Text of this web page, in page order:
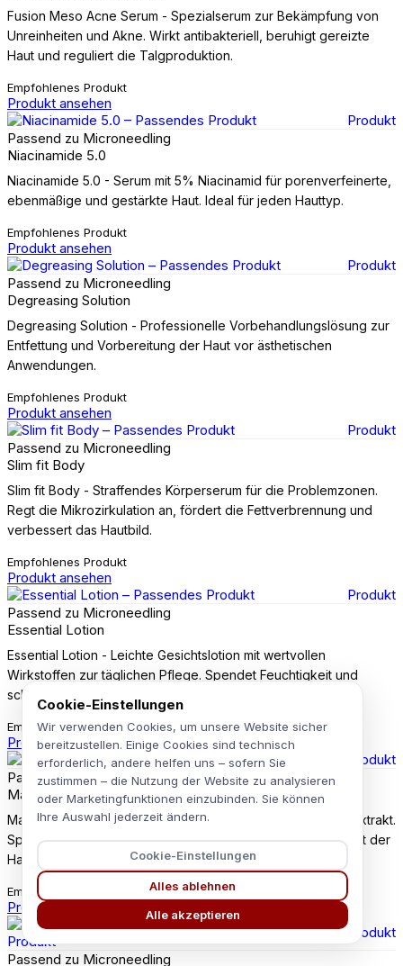
Fusion Meso Acne Serum - Spezialserum zur Bekämpfung von
Unreinheiten und Akne. Wirkt antibakteriell, beruhigt gereizte
Haut und reguliert die Talgproduktion.
Empfohlenes Produkt
Produkt ansehen
Produkt
Passend zu Microneedling
Niacinamide 5.0
Niacinamide 5.0 - Serum mit 5% Niacinamid für porenverfeinerte,
ebenmäßige und gestärkte Haut. Ideal für jeden Hauttyp.
Empfohlenes Produkt
Produkt ansehen
Produkt
Passend zu Microneedling
Degreasing Solution
Degreasing Solution - Professionelle Vorbehandlungslösung zur
Entfettung und Vorbereitung der Haut vor ästhetischen
Anwendungen.
Empfohlenes Produkt
Produkt ansehen
Produkt
Passend zu Microneedling
Slim fit Body
Slim fit Body - Straffendes Körperserum für die Problemzonen.
Regt die Mikrozirkulation an, fördert die Fettverbrennung und
verbessert das Hautbild.
Empfohlenes Produkt
Produkt ansehen
Produkt
Passend zu Microneedling
Essential Lotion
Essential Lotion - Leichte Gesichtslotion mit wertvollen
Wirkstoffen zur täglichen Pflege. Spendet Feuchtigkeit und
schützt die Haut – ideal als Basis für jede Beauty-Routine.
Empfohlenes Produkt
Produkt ansehen
Produkt
Passend zu Microneedling
Matcha tea mist
Matcha tea mist - Erfrischendes Gesichtsspray mit Matcha-Extrakt.
Spendet Feuchtigkeit, schützt vor Umwelteinflüssen und gibt der
Haut sofort neue Frische.
Empfohlenes Produkt
Produkt ansehen
Produkt
Passend zu Microneedling
Cookie-Einstellungen
Wir verwenden Cookies, um unsere Website sicher
bereitzustellen. Einige Cookies sind technisch
erforderlich, andere helfen uns – sofern Sie
zustimmen – die Nutzung der Website zu analysieren
oder Marketingfunktionen einzubinden. Sie können
Ihre Auswahl jederzeit ändern.
Cookie-Einstellungen
Alles ablehnen
Alle akzeptieren